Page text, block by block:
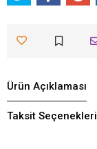
Ürün Açıklaması
Taksit Seçenekleri